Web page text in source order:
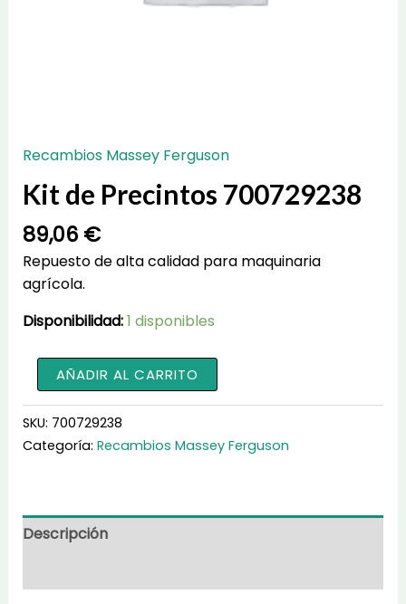
Recambios Massey Ferguson
Kit de Precintos 700729238
89,06 €
Repuesto de alta calidad para maquinaria
agrícola.
Disponibilidad:1 disponibles
de
Precintos
700729238
cantidad
AÑADIR AL CARRITO
SKU: 700729238
Categoría: Recambios Massey Ferguson
Descripción